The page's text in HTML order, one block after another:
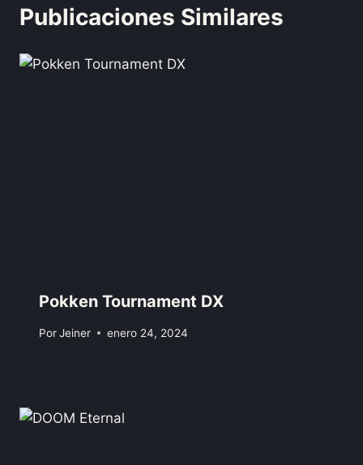
Publicaciones Similares
Pokken Tournament DX
PorJeiner enero 24, 2024